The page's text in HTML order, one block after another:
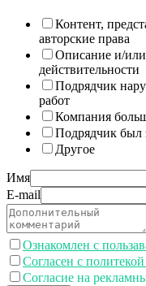
Контент,
авторские права
Описание и/или
действительности
Подрядчик
работ
Компания
Подрядчик был
Другое
Имя
E-mail
Ознакомлен с
Согласен с
Согласие на